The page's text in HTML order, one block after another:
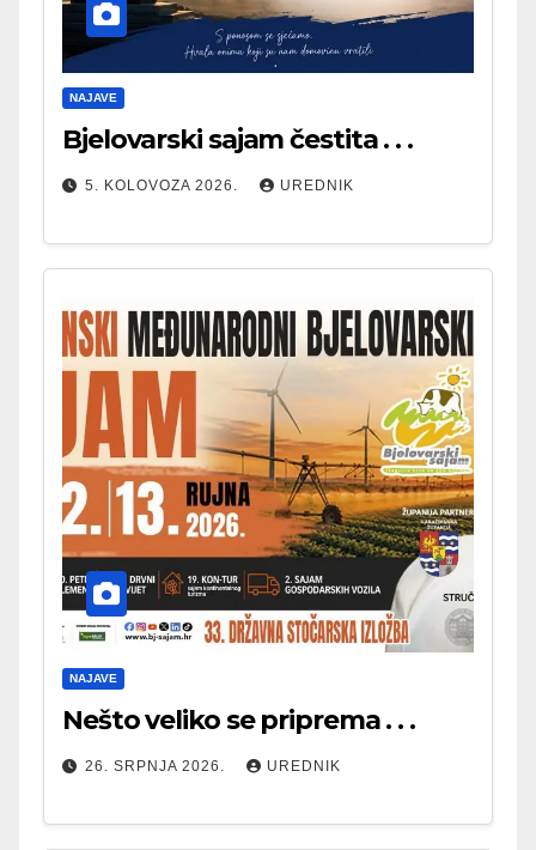
NAJAVE
Bjelovarski sajam čestita . . .
5. KOLOVOZA 2026. UREDNIK
NAJAVE
Nešto veliko se priprema . . .
26. SRPNJA 2026. UREDNIK